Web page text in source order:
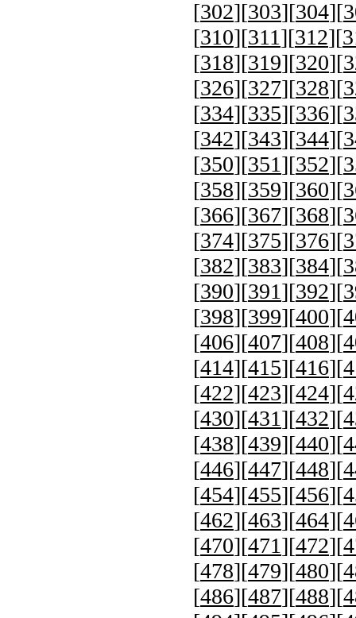
[302][303][304][
[310][311][312][
[318][319][320][
[326][327][328][
[334][335][336][
[342][343][344][
[350][351][352][
[358][359][360][
[366][367][368][
[374][375][376][
[382][383][384][
[390][391][392][
[398][399][400][
[406][407][408][
[414][415][416][
[422][423][424][
[430][431][432][
[438][439][440][
[446][447][448][
[454][455][456][
[462][463][464][
[470][471][472][
[478][479][480][
[486][487][488][